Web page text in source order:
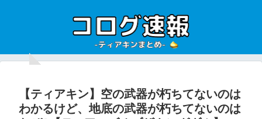
【ティアキン】空の武器が朽ちてないのは
わかるけど、地底の武器が朽ちてないのは